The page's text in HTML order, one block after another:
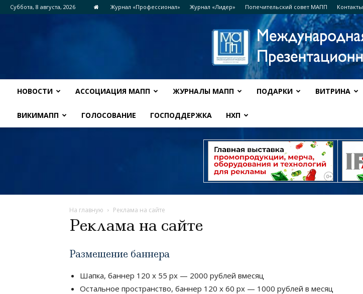
Суббота, 8 августа, 2026 Журнал «Профессионал» Журнал «Лидер» Попечительский совет МАПП Контакты
НОВОСТИ АССОЦИАЦИЯ МАПП ЖУРНАЛЫ МАПП ПОДАРКИ ВИТРИНА
ВИКИМАПП ГОЛОСОВАНИЕ ГОСПОДДЕРЖКА НХП
На главную Реклама на сайте
Реклама на сайте
Размещение баннера
Шапка, баннер 120 x 55 px — 2000 рублей вмесяц
Остальное пространство, баннер 120 х 60 px — 1000 рублей в месяц